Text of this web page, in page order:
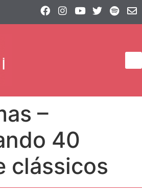
–
40
clássicos